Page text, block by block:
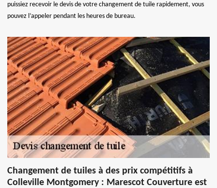
puissiez recevoir le devis de votre changement de tuile rapidement, vous
pouvez l’appeler pendant les heures de bureau.
Changement de tuiles à des prix compétitifs à
Colleville Montgomery : Marescot Couverture est